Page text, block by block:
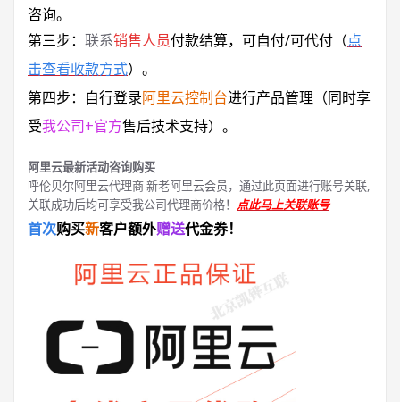
咨询。
第三步： 联系销售人员付款结算，可自付/可代付（点
击查看收款方式）。
第四步：自行登录阿里云控制台进行产品管理（同时享
受我公司+官方售后技术支持）。
阿里云最新活动咨询购买
呼伦贝尔阿里云代理商 新老阿里云会员，通过此页面进行账号关联,
关联成功后均可享受我公司代理商价格！ 点此马上关联账号
首次购买新客户额外赠送代金券！